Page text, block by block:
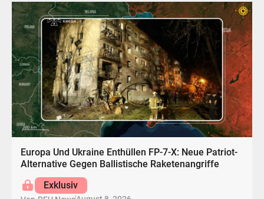
Europa Und Ukraine Enthüllen FP-7-X: Neue Patriot-
Alternative Gegen Ballistische Raketenangriffe
Exklusiv